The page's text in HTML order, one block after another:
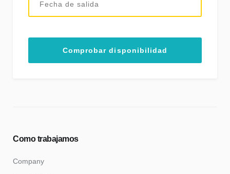
Como trabajamos
Company